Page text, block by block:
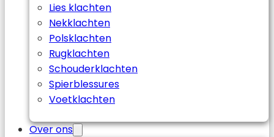
Lies klachten
Nekklachten
Polsklachten
Rugklachten
Schouderklachten
Spierblessures
Voetklachten
Over ons